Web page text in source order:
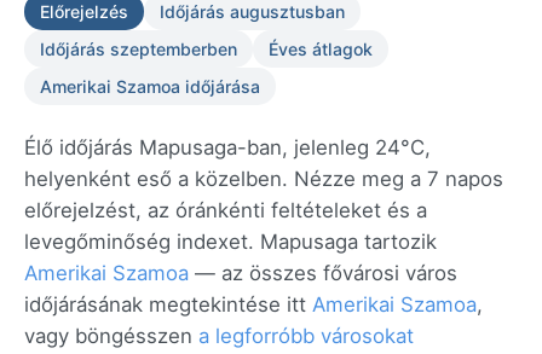
Előrejelzés
Időjárás augusztusban
Időjárás szeptemberben
Éves átlagok
Amerikai Szamoa időjárása
Élő időjárás Mapusaga-ban, jelenleg 24°C,
helyenként eső a közelben. Nézze meg a 7 napos
előrejelzést, az óránkénti feltételeket és a
levegőminőség indexet. Mapusaga tartozik
Amerikai Szamoa — az összes fővárosi város
időjárásának megtekintése itt Amerikai Szamoa,
vagy böngésszen a legforróbb városokat